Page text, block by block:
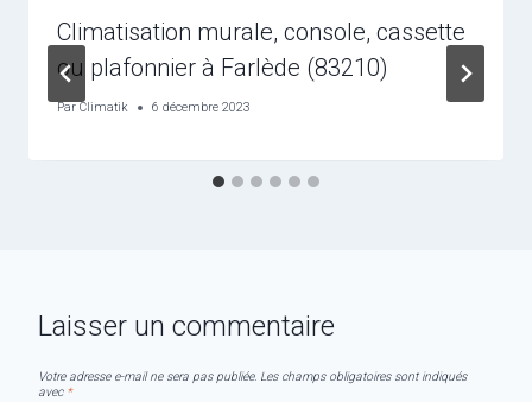
Climatisation murale, console, cassette
ou plafonnier à Farlède (83210)
Par Climatik 6 décembre 2023
Laisser un commentaire
Votre adresse e-mail ne sera pas publiée. Les champs obligatoires sont indiqués
avec *